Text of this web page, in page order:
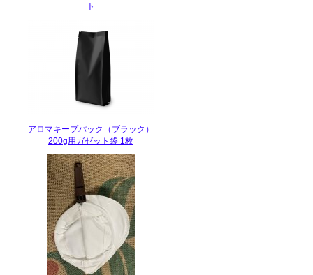
ト
アロマキープパック（ブラック）
200g用ガゼット袋 1枚